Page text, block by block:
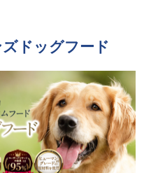
ズドッグフード